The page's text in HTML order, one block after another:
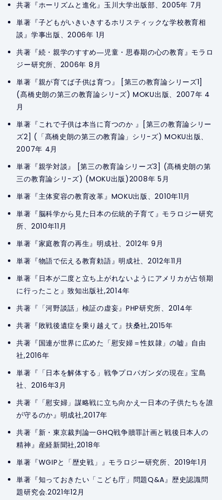
共著『ホーリズムと進化』玉川大学出版部、2005年 7月
単著『子どもがいきいきするホリスティックな学校教育相
談』学事出版、2006年 1月
共著『続・親学のすすめ―児童・思春期の心の教育』モラロ
ジー研究所、2006年 8月
単著『親が育てば子供は育つ』 [第三の教育論シリーズ1]
(髙橋史朗の第三の教育論シリ-ズ) MOKU出版、2007年 4
月
単著『これで子供は本当に育つのか 』[第三の教育論シリー
ズ2] (「髙橋史朗の第三の教育論」シリ-ズ) MOKU出版、
2007年 4月
単著『親学対談』 [第三の教育論シリーズ3] (髙橋史朗の第
三の教育論シリ-ズ) (MOKU出版)2008年 5月
単著『主体変容の教育改革』MOKU出版、2010年11月
単著『脳科学から見た日本の伝統的子育て』モラロジー研究
所、2010年11月
単著『家庭教育の再生』明成社、2012年 9月
単著『物語で伝える教育勅語』明成社、2012年11月
単著『日本が二度と立ち上がれないようにアメリカが占領期
に行ったこと』致知出版社,2014年
共著『「河野談話」検証の虚妄』PHP研究所、2014年
共著『敗戦後遺症を乗り越えて』扶桑社,2015年
共著『国連が世界に広めた「慰安婦＝性奴隷」の嘘』自由
社,2016年
単著『「日本を解体する」戦争プロパガンダの現在』宝島
社、2016年3月
共著『「慰安婦」謀略戦に立ち向かえ一日本の子供たちを誰
が守るのか』明成社,2017年
共著『新・東京裁判論一GHQ戦争贖罪計画と戦後日本人の
精神』産経新聞社,2018年
単著『WGIPと「歴史戦」』モラロジー研究所、2019年1月
単著『知っておきたい「こども庁」問題Q&A』歴史認識問
題研究会.2021年12月